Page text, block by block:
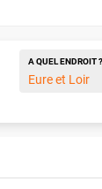
A QUEL ENDROIT ?